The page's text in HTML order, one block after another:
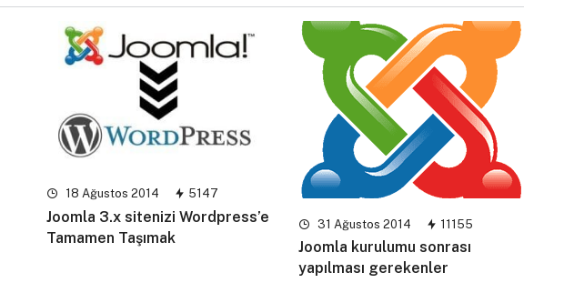
18 Ağustos 2014 5147
Joomla 3.x sitenizi Wordpress’e
Tamamen Taşımak
31 Ağustos 2014 11155
Joomla kurulumu sonrası
yapılması gerekenler